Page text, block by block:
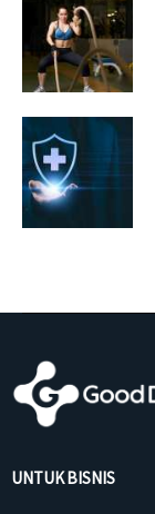
UNTUK BISNIS